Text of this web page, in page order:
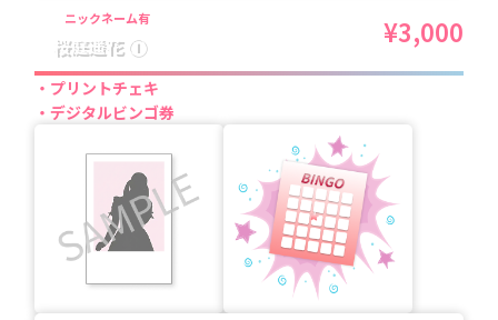
ニックネーム有
桜庭遥花 ① ¥3,000
プリントチェキ
デジタルビンゴ券